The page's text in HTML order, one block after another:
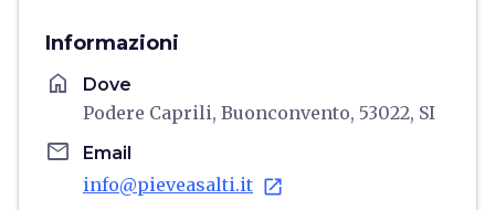
Informazioni
home Dove
Podere Caprili, Buonconvento, 53022, SI
email Email
info@pieveasalti.it open_in_new